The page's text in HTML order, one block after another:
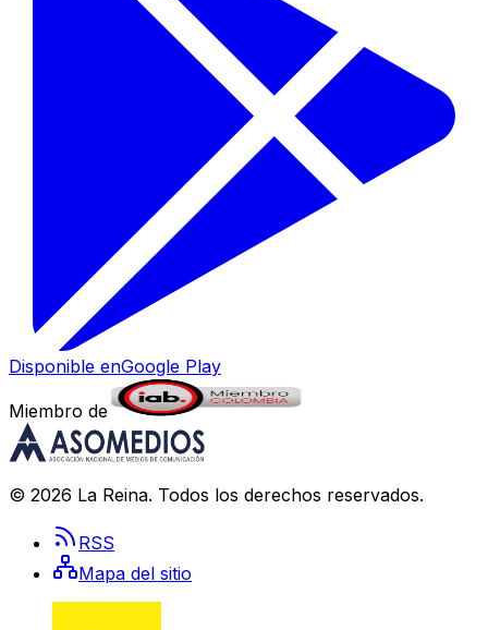
Disponible enGoogle Play
Miembro de
© 2026 La Reina. Todos los derechos reservados.
RSS
Mapa del sitio